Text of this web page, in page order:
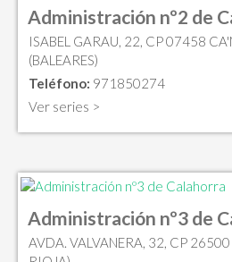
Administración nº2 de
ISABEL GARAU, 22, CP 07458
(BALEARES)
Teléfono: 971850274
Ver series >
Administración nº3 de
AVDA. VALVANERA, 32, CP